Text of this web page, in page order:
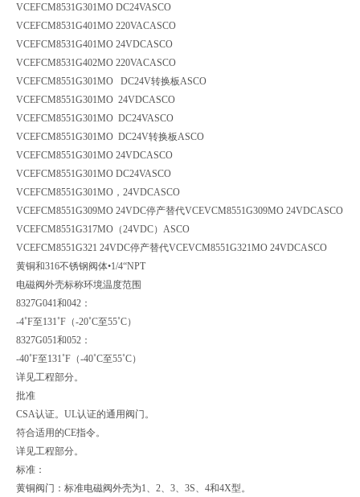
VCEFCM8531G301MO DC24VASCO
VCEFCM8531G401MO 220VACASCO
VCEFCM8531G401MO 24VDCASCO
VCEFCM8531G402MO 220VACASCO
VCEFCM8551G301MO DC24V转换板ASCO
VCEFCM8551G301MO 24VDCASCO
VCEFCM8551G301MO DC24VASCO
VCEFCM8551G301MO DC24V转换板ASCO
VCEFCM8551G301MO 24VDCASCO
VCEFCM8551G301MO DC24VASCO
VCEFCM8551G301MO，24VDCASCO
VCEFCM8551G309MO 24VDC停产替代VCEVCM8551G309MO 24VDCASCO
VCEFCM8551G317MO（24VDC） ASCO
VCEFCM8551G321 24VDC停产替代VCEVCM8551G321MO 24VDCASCO
黄铜和316不锈钢阀体•1/4“NPT
电磁阀外壳标称环境温度范围
8327G041和042：
-4˚F至131˚F（-20˚C至55˚C）
8327G051和052：
-40˚F至131˚F（-40˚C至55˚C）
详见工程部分。
批准
CSA认证。UL认证的通用阀门。
符合适用的CE指令。
详见工程部分。
标准：
黄铜阀门：标准电磁阀外壳为1、2、3、3S、4和4X型。